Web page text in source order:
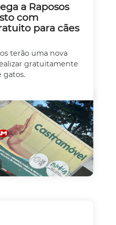
a Raposos
com
para cães
terão uma nova
gratuitamente
gatos.